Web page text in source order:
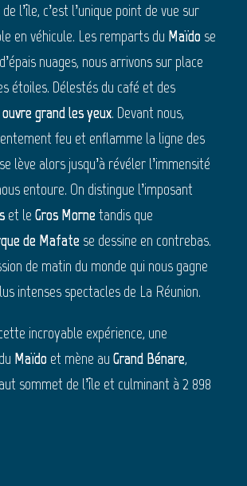
de l’île, c’est l’unique point de vue sur
en véhicule. Les remparts du Maïdo se
nuages, nous arrivons sur place
étoiles. Délestés du café et des
ouvre grand les yeux. Devant nous,
feu et enflamme la ligne des
lève alors jusqu’à révéler l’immensité
entoure. On distingue l’imposant
et le Gros Morne tandis que
de Mafate se dessine en contrebas.
de matin du monde qui nous gagne
intenses spectacles de La Réunion.
incroyable expérience, une
Maïdo et mène auGrand Bénare,
sommet de l’île et culminant à 2 898